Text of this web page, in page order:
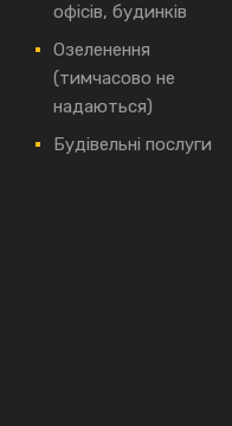
офісів, будинків
Озеленення
(тимчасово не
надаються)
Будівельні послуги